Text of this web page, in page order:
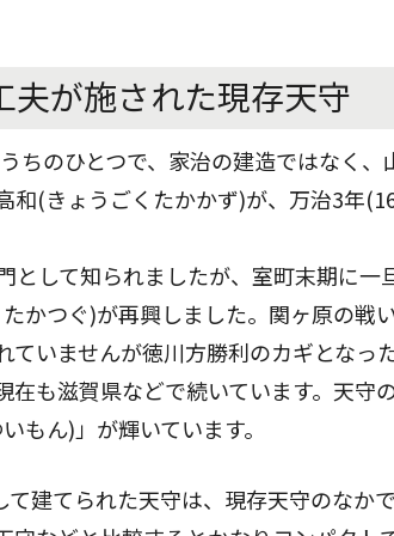
夫が施された現存天守
ちのひとつで、家治の建造ではなく、
和(きょうごくたかかず)が、万治3年
として知られましたが、室町末期に一
かつぐ)が再興しました。関ヶ原の戦
いませんが徳川方勝利のカギとなっ
も滋賀県などで続いています。天守
もん)」が輝いています。
建てられた天守は、現存天守のなか